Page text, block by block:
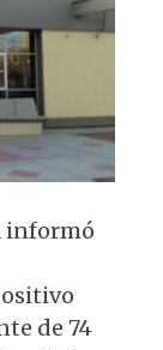
informó
de 74